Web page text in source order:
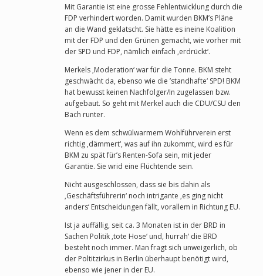
Mit Garantie ist eine grosse Fehlentwicklung durch die
FDP verhindert worden. Damit wurden BKM’s Pläne
an die Wand geklatscht. Sie hätte es ineine Koalition
mit der FDP und den Grünen gemacht, wie vorher mit
der SPD und FDP, nämlich einfach ‚erdrückt‘.
Merkels ‚Moderation‘ war für die Tonne. BKM steht
geschwächt da, ebenso wie die ’standhafte‘ SPD! BKM
hat bewusst keinen Nachfolger/In zugelassen bzw.
aufgebaut. So geht mit Merkel auch die CDU/CSU den
Bach runter.
Wenn es dem schwülwarmem Wohlführverein erst
richtig ‚dämmert‘, was auf ihn zukommt, wird es für
BKM zu spät für’s Renten-Sofa sein, mit jeder
Garantie. Sie wrid eine Flüchtende sein.
Nicht ausgeschlossen, dass sie bis dahin als
‚Geschäftsführerin‘ noch intrigante ‚es ging nicht
anders‘ Entscheidungen fällt, vorallem in Richtung EU.
Ist ja auffällig, seit ca. 3 Monaten ist in der BRD in
Sachen Politik ‚tote Hose‘ und, hurrah‘ die BRD
besteht noch immer. Man fragt sich unweigerlich, ob
der Poltitzirkus in Berlin überhaupt benötigt wird,
ebenso wie jener in der EU.